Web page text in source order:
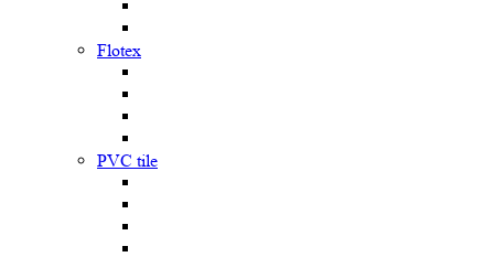
Flotex
PVC tile